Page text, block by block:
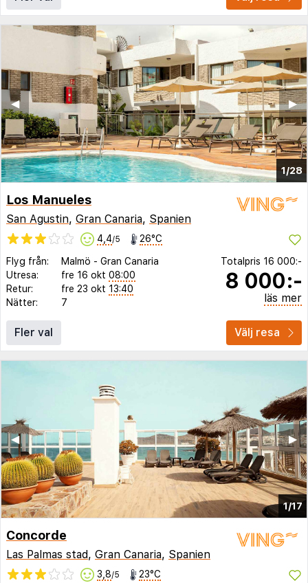
1/28
▶︎
◀︎
Los Manueles
San Agustin, Gran Canaria, Spanien
4,4/5 26°C
Flyg från: Malmö - Gran Canaria
Utresa:
fre 16 okt 08:00
Retur:
fre 23 okt 13:40
Nätter:
7
Totalpris 16 000:-
8 000:-
läs mer
Fler val Välj resa
1/17
▶︎
◀︎
Concorde
Las Palmas stad, Gran Canaria, Spanien
3,8/5 23°C